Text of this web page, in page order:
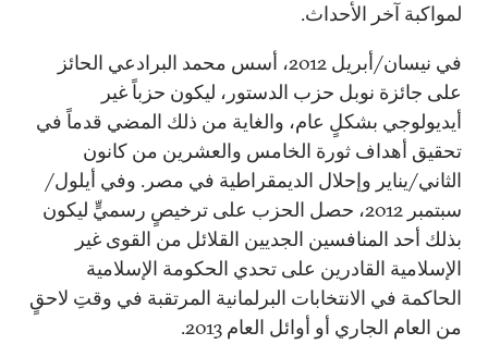
لمواكبة آخر الأحداث.
في نيسان/أبريل 2012، أسس محمد البرادعي الحائز
على جائزة نوبل حزب الدستور، ليكون حزباً غير
أيديولوجي بشكلٍ عام، والغاية من ذلك المضي قدماً في
تحقيق أهداف ثورة الخامس والعشرين من كانون
الثاني/يناير وإحلال الديمقراطية في مصر. وفي أيلول/
سبتمبر 2012، حصل الحزب على ترخيصٍ رسميٍّ ليكون
بذلك أحد المنافسين الجديين القلائل من القوى غير
الإسلامية القادرين على تحدي الحكومة الإسلامية
الحاكمة في الانتخابات البرلمانية المرتقبة في وقتِ لاحقٍ
من العام الجاري أو أوائل العام 2013.